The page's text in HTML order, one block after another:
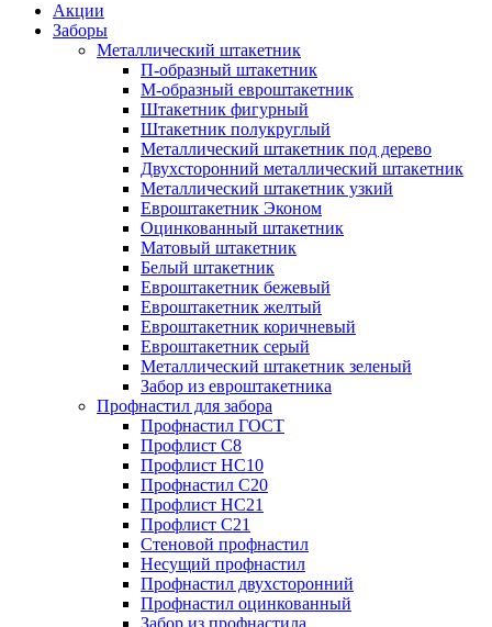
Акции
Заборы
Металлический штакетник
П-образный штакетник
М-образный евроштакетник
Штакетник фигурный
Штакетник полукруглый
Металлический штакетник под дерево
Двухсторонний металлический штакетник
Металлический штакетник узкий
Евроштакетник Эконом
Оцинкованный штакетник
Матовый штакетник
Белый штакетник
Евроштакетник бежевый
Евроштакетник желтый
Евроштакетник коричневый
Евроштакетник серый
Металлический штакетник зеленый
Забор из евроштакетника
Профнастил для забора
Профнастил ГОСТ
Профлист С8
Профлист НС10
Профнастил С20
Профлист НС21
Профлист С21
Стеновой профнастил
Несущий профнастил
Профнастил двухсторонний
Профнастил оцинкованный
Забор из профнастила